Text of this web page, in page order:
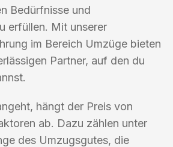
Bedürfnisse und
erfüllen. Mit unserer
im Bereich Umzüge bieten
Partner, auf den du
hängt der Preis von
ab. Dazu zählen unter
des Umzugsgutes, die